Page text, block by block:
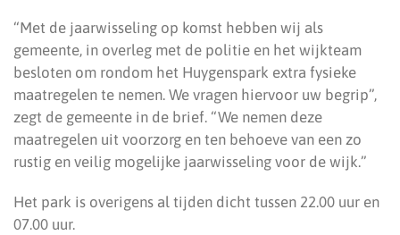
“Met de jaarwisseling op komst hebben wij als
gemeente, in overleg met de politie en het wijkteam
besloten om rondom het Huygenspark extra fysieke
maatregelen te nemen. We vragen hiervoor uw begrip”,
zegt de gemeente in de brief. “We nemen deze
maatregelen uit voorzorg en ten behoeve van een zo
rustig en veilig mogelijke jaarwisseling voor de wijk.”
Het park is overigens al tijden dicht tussen 22.00 uur en
07.00 uur.